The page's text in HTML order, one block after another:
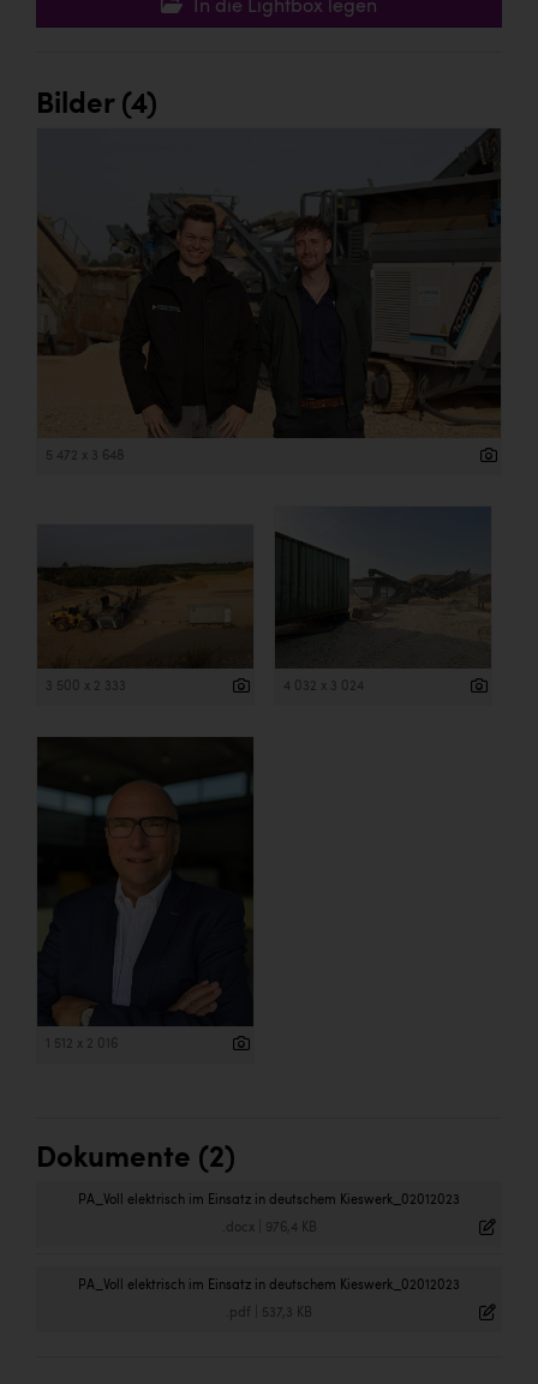
In die Lightbox legen
Bilder (4)
5 472 x 3 648
3 500 x 2 333 4 032 x 3 024
1 512 x 2 016
Dokumente (2)
PA_Voll elektrisch im Einsatz in deutschem Kieswerk_02012023
.docx| 976,4 KB
PA_Voll elektrisch im Einsatz in deutschem Kieswerk_02012023
.pdf 537,3 KB